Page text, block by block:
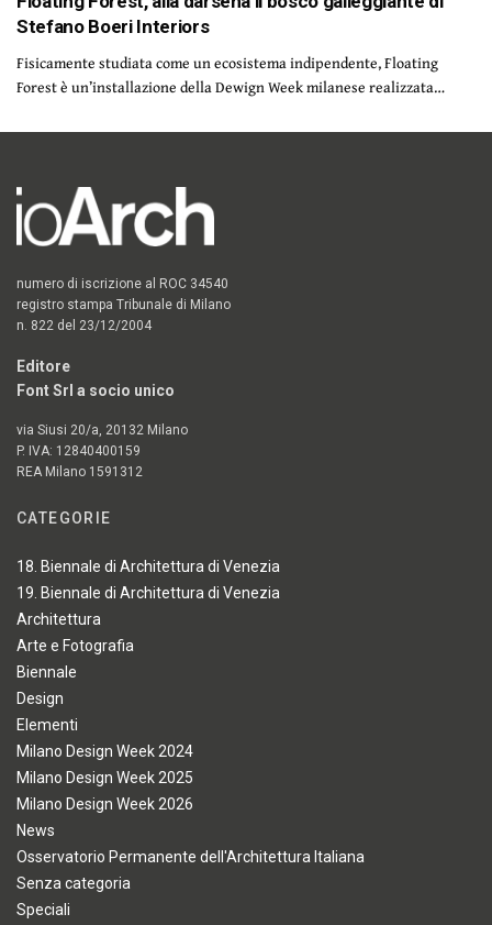
Stefano Boeri Interiors
Fisicamente studiata come un ecosistema indipendente, Floating
Forest è un’installazione della Dewign Week milanese realizzata…
numero di iscrizione al ROC 34540
registro stampa Tribunale di Milano
n. 822 del 23/12/2004
Editore
Font Srl a socio unico
via Siusi 20/a, 20132 Milano
P. IVA: 12840400159
REA Milano 1591312
CATEGORIE
18. Biennale di Architettura di Venezia
19. Biennale di Architettura di Venezia
Architettura
Arte e Fotografia
Biennale
Design
Elementi
Milano Design Week 2024
Milano Design Week 2025
Milano Design Week 2026
News
Osservatorio Permanente dell'Architettura Italiana
Senza categoria
Speciali